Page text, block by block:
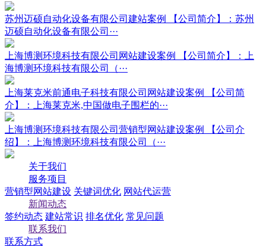
苏州迈硕自动化设备有限公司建站案例
【公司简介】：苏州
迈硕自动化设备有限公司···
上海博测环境科技有限公司网站建设案例
【公司简介】：上
海博测环境科技有限公司（···
上海莱克米前通电子科技有限公司网站建设案例
【公司简
介】：上海莱克米,中国做电子围栏的···
上海博测环境科技有限公司营销型网站建设案例
【公司介
绍】：上海博测环境科技有限公司（···
关于我们
服务项目
营销型网站建设 关键词优化 网站代运营
新闻动态
签约动态 建站常识 排名优化 常见问题
联系我们
联系方式